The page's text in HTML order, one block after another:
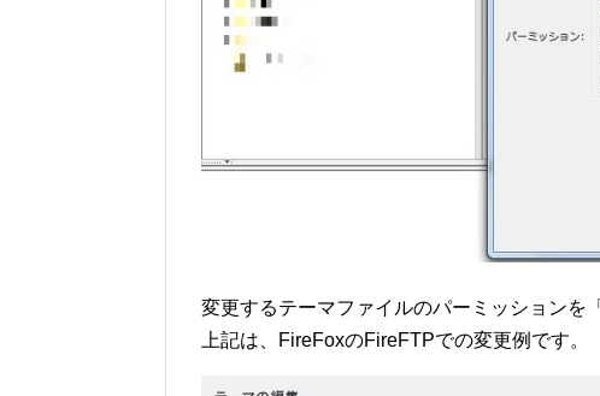
変更するテーマファイルのパーミッションを
上記は、FireFoxのFireFTPでの変更例です。